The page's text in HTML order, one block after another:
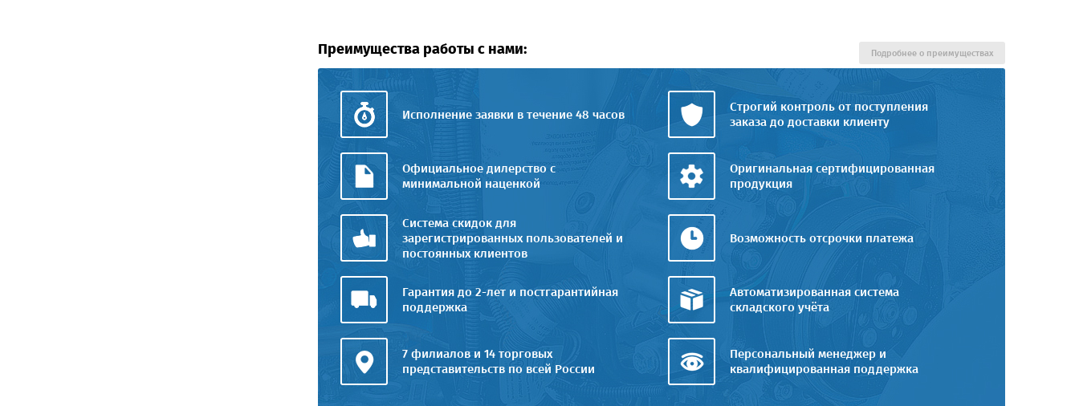
Преимущества работы с нами:
Исполнение заявки в течение 48 часов
Строгий контроль от поступления
заказа до доставки клиенту
Официальное дилерство с
минимальной наценкой
Оригинальная сертифицированная
продукция
Система скидок для
зарегистрированных пользователей и
постоянных клиентов
Возможность отсрочки платежа
Гарантия до 2-лет и постгарантийная
поддержка
Автоматизированная система
складского учёта
7 филиалов и 14 торговых
представительств по всей России
Персональный менеджер и
квалифицированная поддержка
Подробнее о преимуществах